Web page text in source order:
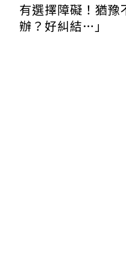
有選擇障礙！猶
辦？好糾結…」